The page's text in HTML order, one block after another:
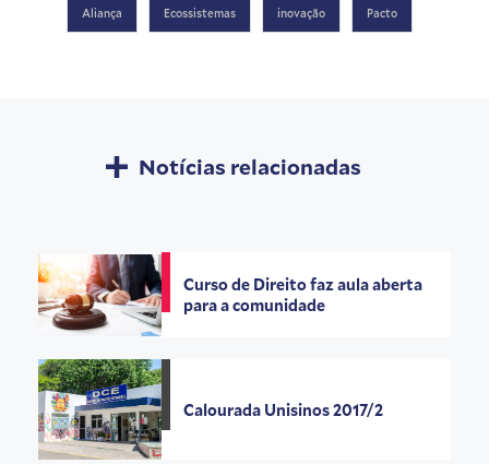
Aliança Ecossistemas inovação Pacto
Notícias relacionadas
Curso de Direito faz aula aberta
para a comunidade
Calourada Unisinos 2017/2